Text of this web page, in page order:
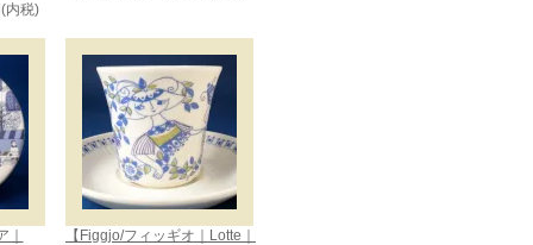
内税)
【Figgjo/フィッギオ｜Lotte｜